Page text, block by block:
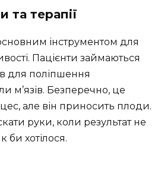
та терапії
основним інструментом для
Пацієнти займаються
для поліпшення
м’язів. Безперечно, це
але він приносить плоди.
руки, коли результат не
хотілося.